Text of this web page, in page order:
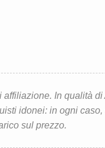
In qualità di
idonei: in ogni
sul prezzo.